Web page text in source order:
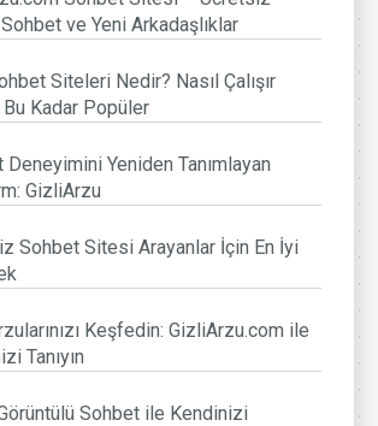
ve Yeni Arkadaşlıklar
Siteleri Nedir? Nasıl Çalışır
Kadar Popüler
Deneyimini Yeniden Tanımlayan
GizliArzu
Sohbet Sitesi Arayanlar İçin En İyi
Keşfedin: GizliArzu.com ile
Tanıyın
Sohbet ile Kendinizi